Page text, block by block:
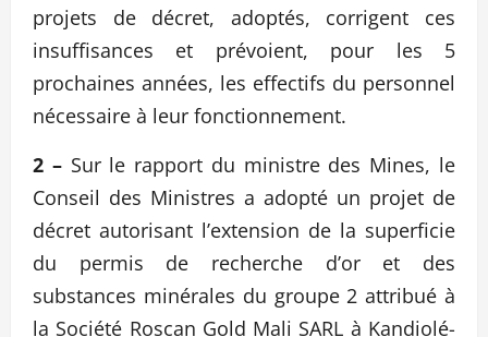
projets de décret, adoptés, corrigent ces
insuffisances et prévoient, pour les 5
prochaines années, les effectifs du personnel
nécessaire à leur fonctionnement.
2 – Sur le rapport du ministre des Mines, le
Conseil des Ministres a adopté un projet de
décret autorisant l’extension de la superficie
du permis de recherche d’or et des
substances minérales du groupe 2 attribué à
la Société Roscan Gold Mali SARL à Kandiolé-